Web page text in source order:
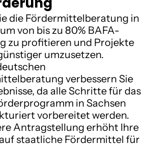
Karriere
Wissen
Mehr erfahren
Referenzen
Über uns
die Fördermittelberatung in
von bis zu 80% BAFA-
zu profitieren und Projekte
umzusetzen.
verbessern Sie
da alle Schritte für das
in Sachsen
vorbereitet werden.
Antragstellung erhöht Ihre
staatliche Fördermittel für